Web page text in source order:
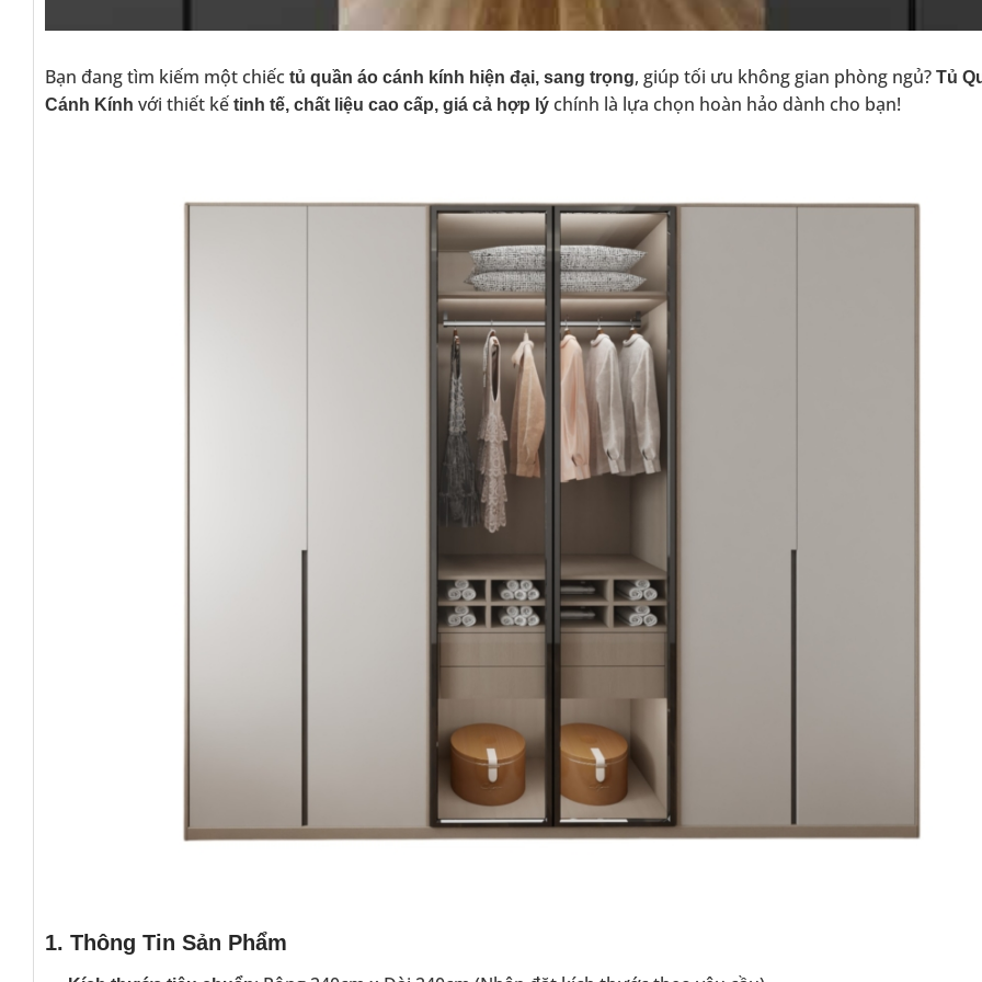
Bạn đang tìm kiếm một chiếc tủ quần áo cánh kính hiện đại, sang trọng, giúp tối ưu không gian phòng ngủ? Tủ
Cánh Kính với thiết kế tinh tế, chất liệu cao cấp, giá cả hợp lý chính là lựa chọn hoàn hảo dành cho bạn!
1. Thông Tin Sản Phẩm